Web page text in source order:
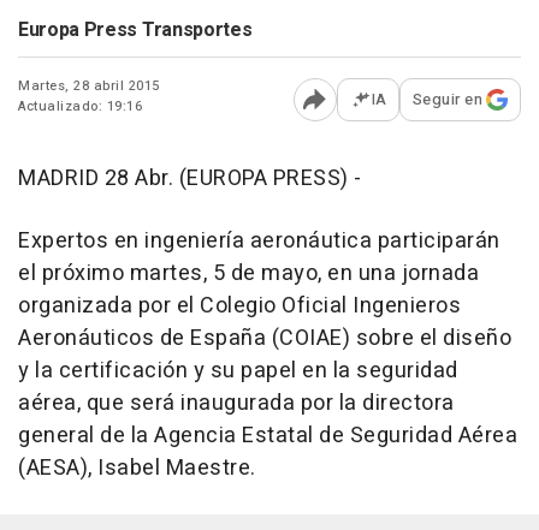
Europa Press Transportes
Martes, 28 abril 2015
Actualizado: 19:16
Abrir opciones para
IA Seguir en
MADRID 28 Abr. (EUROPA PRESS) -
Expertos en ingeniería aeronáutica participarán
el próximo martes, 5 de mayo, en una jornada
organizada por el Colegio Oficial Ingenieros
Aeronáuticos de España (COIAE) sobre el diseño
y la certificación y su papel en la seguridad
aérea, que será inaugurada por la directora
general de la Agencia Estatal de Seguridad Aérea
(AESA), Isabel Maestre.